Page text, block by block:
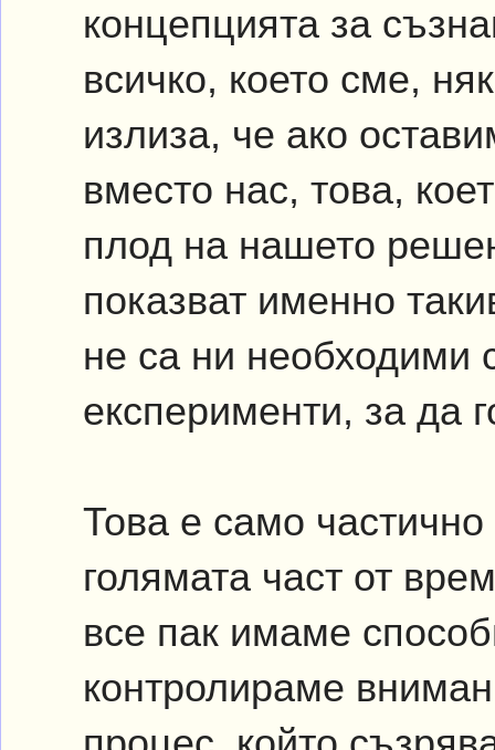
концепцията за
всичко, което сме,
излиза, че ако
вместо нас, това,
плод на нашето
показват именно
не са ни необходими
експерименти, за да
Това е само
голямата част от
все пак имаме
контролираме